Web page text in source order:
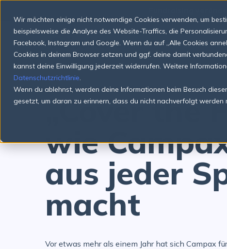
Wir möchten einige nicht notwendige Cookies verwenden, um
beispielsweise die Analyse des Website-Traffics, die
Facebook, Instagram und Google. Wenn du auf „Alle Cookies
Cookies in deinem Browser setzen und ggf. deine damit
kannst deine Einwilligung jederzeit widerrufen. Weitere
Datenschutzrichtlinie.
Wenn du ablehnst, werden deine Informationen beim Besuch
gesetzt, um daran zu erinnern, dass du nicht nachverfolgt werden
S
„Cover the
wie
aus jeder
macht
Vor etwas mehr als einem Jahr hat sich Campax